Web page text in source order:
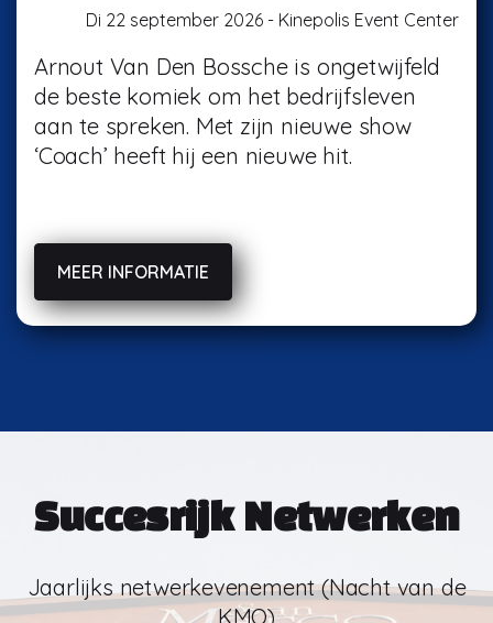
Di 22 september 2026 - Kinepolis Event Center
Arnout Van Den Bossche is ongetwijfeld
de beste komiek om het bedrijfsleven
aan te spreken. Met zijn nieuwe show
‘Coach’ heeft hij een nieuwe hit.
MEER INFORMATIE
Succesrijk Netwerken
Jaarlijks netwerkevenement (Nacht van de
KMO)